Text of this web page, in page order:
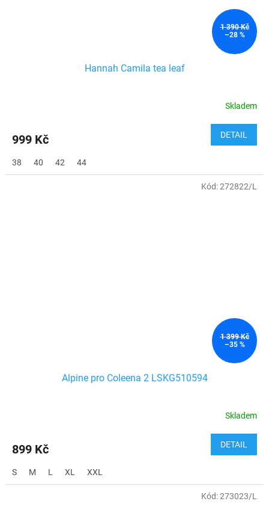
1 390 Kč
–28 %
Hannah Camila tea leaf
Skladem
999 Kč DETAIL
38 40 42 44
1 399 Kč
–35 %
Alpine pro Coleena 2 LSKG510594
Skladem
899 Kč DETAIL
S M L XL XXL
Kód:272822/L
Kód:273023/L